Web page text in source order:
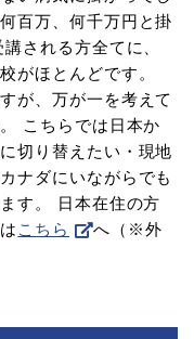
百万、何千万円と掛
される方全てに、
がほとんどです。
が、万が一を考えて
こちらでは日本か
切り替えたい・現地
ナダにいながらでも
す。 日本在住の方
こちら
へ（※外